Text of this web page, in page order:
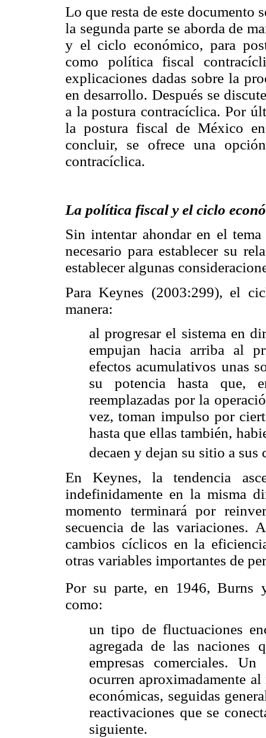
Lo que resta de este documento
la segunda parte se aborda de
y el ciclo económico, para
como política fiscal
explicaciones dadas sobre la
en desarrollo. Después se
a la postura contracíclica. Por
la postura fiscal de México
concluir, se ofrece una
contracíclica.
La política fiscal y el ciclo
Sin intentar ahondar en el
necesario para establecer su
establecer algunas
Para Keynes (2003:299), el
manera:
al progresar el sistema en
empujan hacia arriba al
efectos acumulativos unas
su potencia hasta que,
reemplazadas por la
vez, toman impulso por
hasta que ellas también,
decaen y dejan su sitio a sus
En Keynes, la tendencia
indefinidamente en la misma
momento terminará por
secuencia de las variaciones.
cambios cíclicos en la
otras variables importantes de
Por su parte, en 1946, Burns
como:
un tipo de fluctuaciones
agregada de las naciones
empresas comerciales.
ocurren aproximadamente
económicas, seguidas
reactivaciones que se
siguiente.